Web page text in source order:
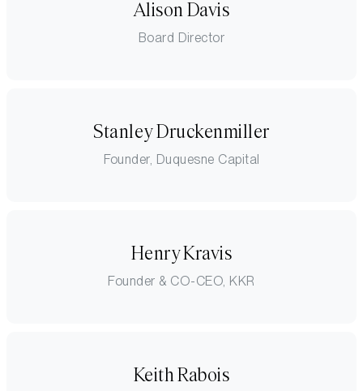
Alison Davis
Board Director
Stanley Druckenmiller
Founder, Duquesne Capital
Henry Kravis
Founder & CO-CEO, KKR
Keith Rabois